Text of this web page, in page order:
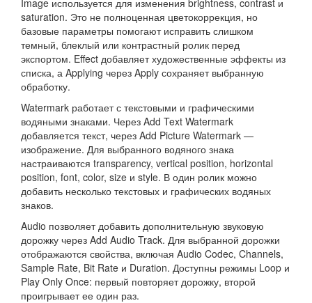
saturation. Это не полноценная цветокоррекция, но
базовые параметры помогают исправить слишком
темный, блеклый или контрастный ролик перед
экспортом. Effect добавляет художественные эффекты из
списка, а Applying через Apply сохраняет выбранную
обработку.
Watermark работает с текстовыми и графическими
водяными знаками. Через Add Text Watermark
добавляется текст, через Add Picture Watermark —
изображение. Для выбранного водяного знака
настраиваются transparency, vertical position, horizontal
position, font, color, size и style. В один ролик можно
добавить несколько текстовых и графических водяных
знаков.
Audio позволяет добавить дополнительную звуковую
дорожку через Add Audio Track. Для выбранной дорожки
отображаются свойства, включая Audio Codec, Channels,
Sample Rate, Bit Rate и Duration. Доступны режимы Loop и
Play Only Once: первый повторяет дорожку, второй
проигрывает ее один раз.